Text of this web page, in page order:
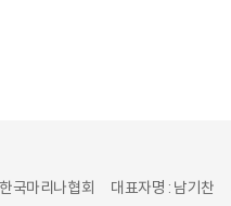
국마리나협회 대표자명 : 남기찬